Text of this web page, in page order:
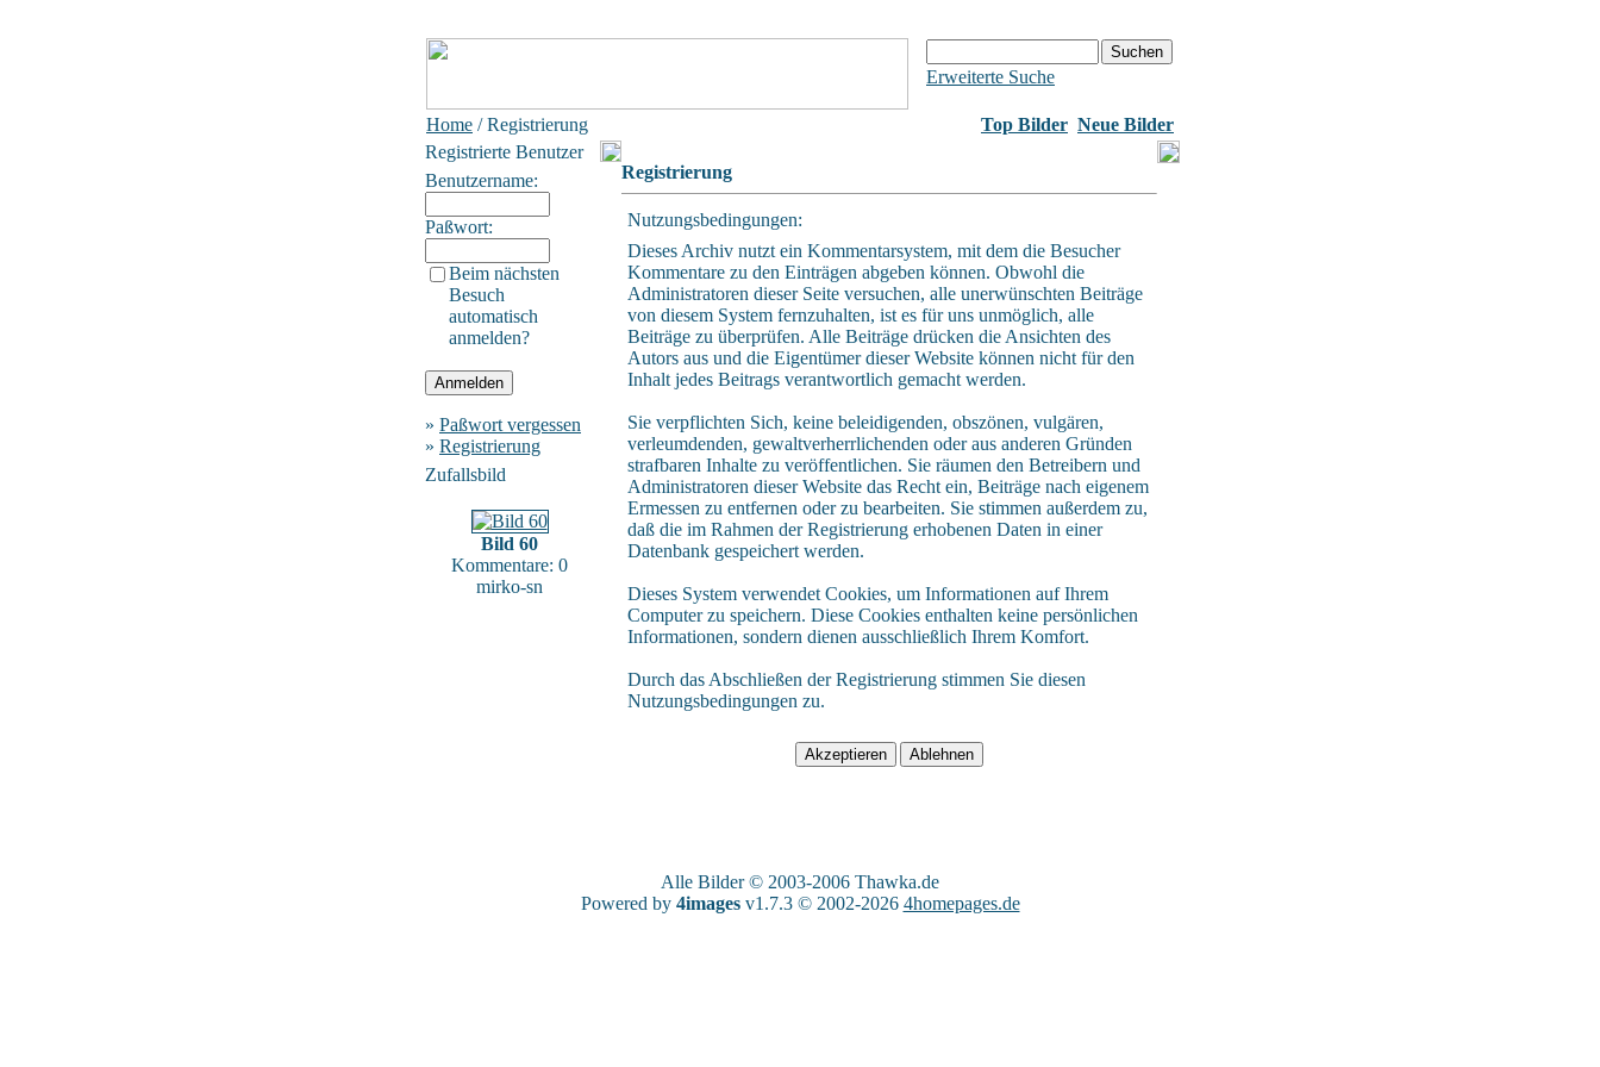
Erweiterte Suche
Home / Registrierung Top Bilder Neue Bilder
Registrierte Benutzer
Benutzername:
Paßwort:
Beim nächsten
Besuch
automatisch
anmelden?
» Paßwort vergessen
» Registrierung
Zufallsbild
Bild 60
Kommentare: 0
mirko-sn
Registrierung
Nutzungsbedingungen:
Dieses Archiv nutzt ein Kommentarsystem, mit dem die Besucher
Kommentare zu den Einträgen abgeben können. Obwohl die
Administratoren dieser Seite versuchen, alle unerwünschten Beiträge
von diesem System fernzuhalten, ist es für uns unmöglich, alle
Beiträge zu überprüfen. Alle Beiträge drücken die Ansichten des
Autors aus und die Eigentümer dieser Website können nicht für den
Inhalt jedes Beitrags verantwortlich gemacht werden.
Sie verpflichten Sich, keine beleidigenden, obszönen, vulgären,
verleumdenden, gewaltverherrlichenden oder aus anderen Gründen
strafbaren Inhalte zu veröffentlichen. Sie räumen den Betreibern und
Administratoren dieser Website das Recht ein, Beiträge nach eigenem
Ermessen zu entfernen oder zu bearbeiten. Sie stimmen außerdem zu,
daß die im Rahmen der Registrierung erhobenen Daten in einer
Datenbank gespeichert werden.
Dieses System verwendet Cookies, um Informationen auf Ihrem
Computer zu speichern. Diese Cookies enthalten keine persönlichen
Informationen, sondern dienen ausschließlich Ihrem Komfort.
Durch das Abschließen der Registrierung stimmen Sie diesen
Nutzungsbedingungen zu.
Alle Bilder © 2003-2006 Thawka.de
Powered by 4imagesv1.7.3 © 2002-2026 4homepages.de